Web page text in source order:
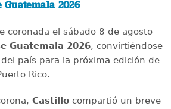
Guatemala 2026
coronada el sábado 8 de agosto
Guatemala 2026, convirtiéndose
país para la próxima edición de
Rico.
Castillocompartió un breve